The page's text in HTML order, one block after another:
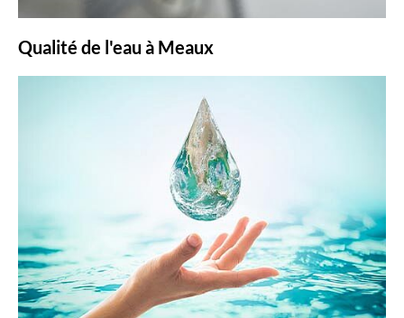
Qualité de l'eau à Meaux